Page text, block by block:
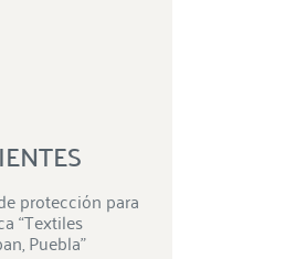
protección para
“Textiles
Puebla”